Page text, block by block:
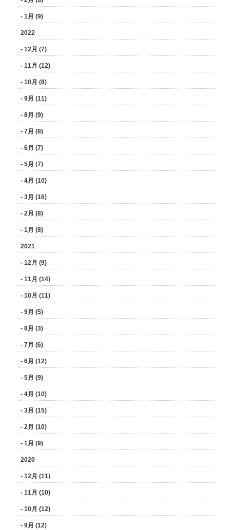
- 1月 (9)
2022
- 12月 (7)
- 11月 (12)
- 10月 (8)
- 9月 (11)
- 8月 (9)
- 7月 (8)
- 6月 (7)
- 5月 (7)
- 4月 (10)
- 3月 (16)
- 2月 (8)
- 1月 (8)
2021
- 12月 (9)
- 11月 (14)
- 10月 (11)
- 9月 (5)
- 8月 (3)
- 7月 (6)
- 6月 (12)
- 5月 (9)
- 4月 (10)
- 3月 (15)
- 2月 (10)
- 1月 (9)
2020
- 12月 (11)
- 11月 (10)
- 10月 (12)
- 9月 (12)